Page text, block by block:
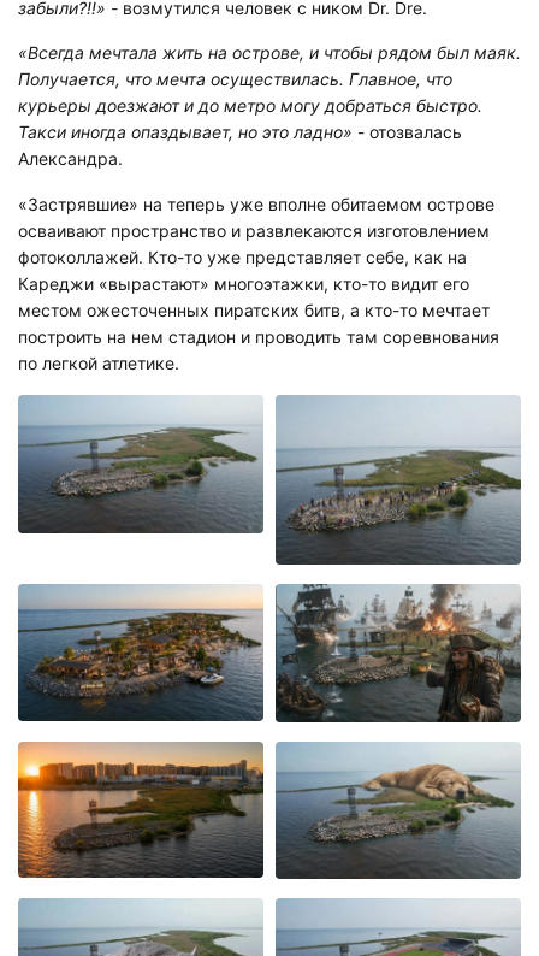
забыли?!!» - возмутился человек с ником Dr. Dre.
«Всегда мечтала жить на острове, и чтобы рядом был маяк.
Получается, что мечта осуществилась. Главное, что
курьеры доезжают и до метро могу добраться быстро.
Такси иногда опаздывает, но это ладно» - отозвалась
Александра.
«Застрявшие» на теперь уже вполне обитаемом острове
осваивают пространство и развлекаются изготовлением
фотоколлажей. Кто-то уже представляет себе, как на
Кареджи «вырастают» многоэтажки, кто-то видит его
местом ожесточенных пиратских битв, а кто-то мечтает
построить на нем стадион и проводить там соревнования
по легкой атлетике.